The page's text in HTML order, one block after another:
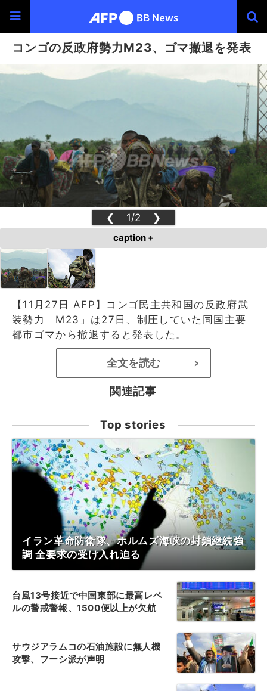
コンゴの反政府勢力M23、ゴマ撤退を発表
❮ 1/2 ❯
caption +
【11月27日 AFP】コンゴ民主共和国の反政府武
装勢力「M23」は27日、制圧していた同国主要
都市ゴマから撤退すると発表した。
全文を読む >
関連記事
Top stories
イラン革命防衛隊、ホルムズ海峡の封鎖継続強
調 全要求の受け入れ迫る
台風13号接近で中国東部に最高レベ
ルの警戒警報、1500便以上が欠航
サウジアラムコの石油施設に無人機
攻撃、フーシ派が声明